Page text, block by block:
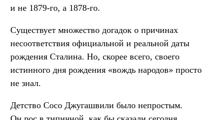
и не 1879-го, а 1878-го.
Существует множество догадок о причинах
несоответствия официальной и реальной даты
рождения Сталина. Но, скорее всего, своего
истинного дня рождения «вождь народов» просто
не знал.
Детство Сосо Джугашвили было непростым.